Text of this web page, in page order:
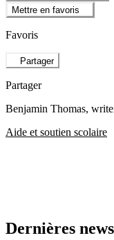
Mettre en favoris
Favoris
Partager
Partager
Benjamin Thomas,
Aide et soutien scolaire
Dernières